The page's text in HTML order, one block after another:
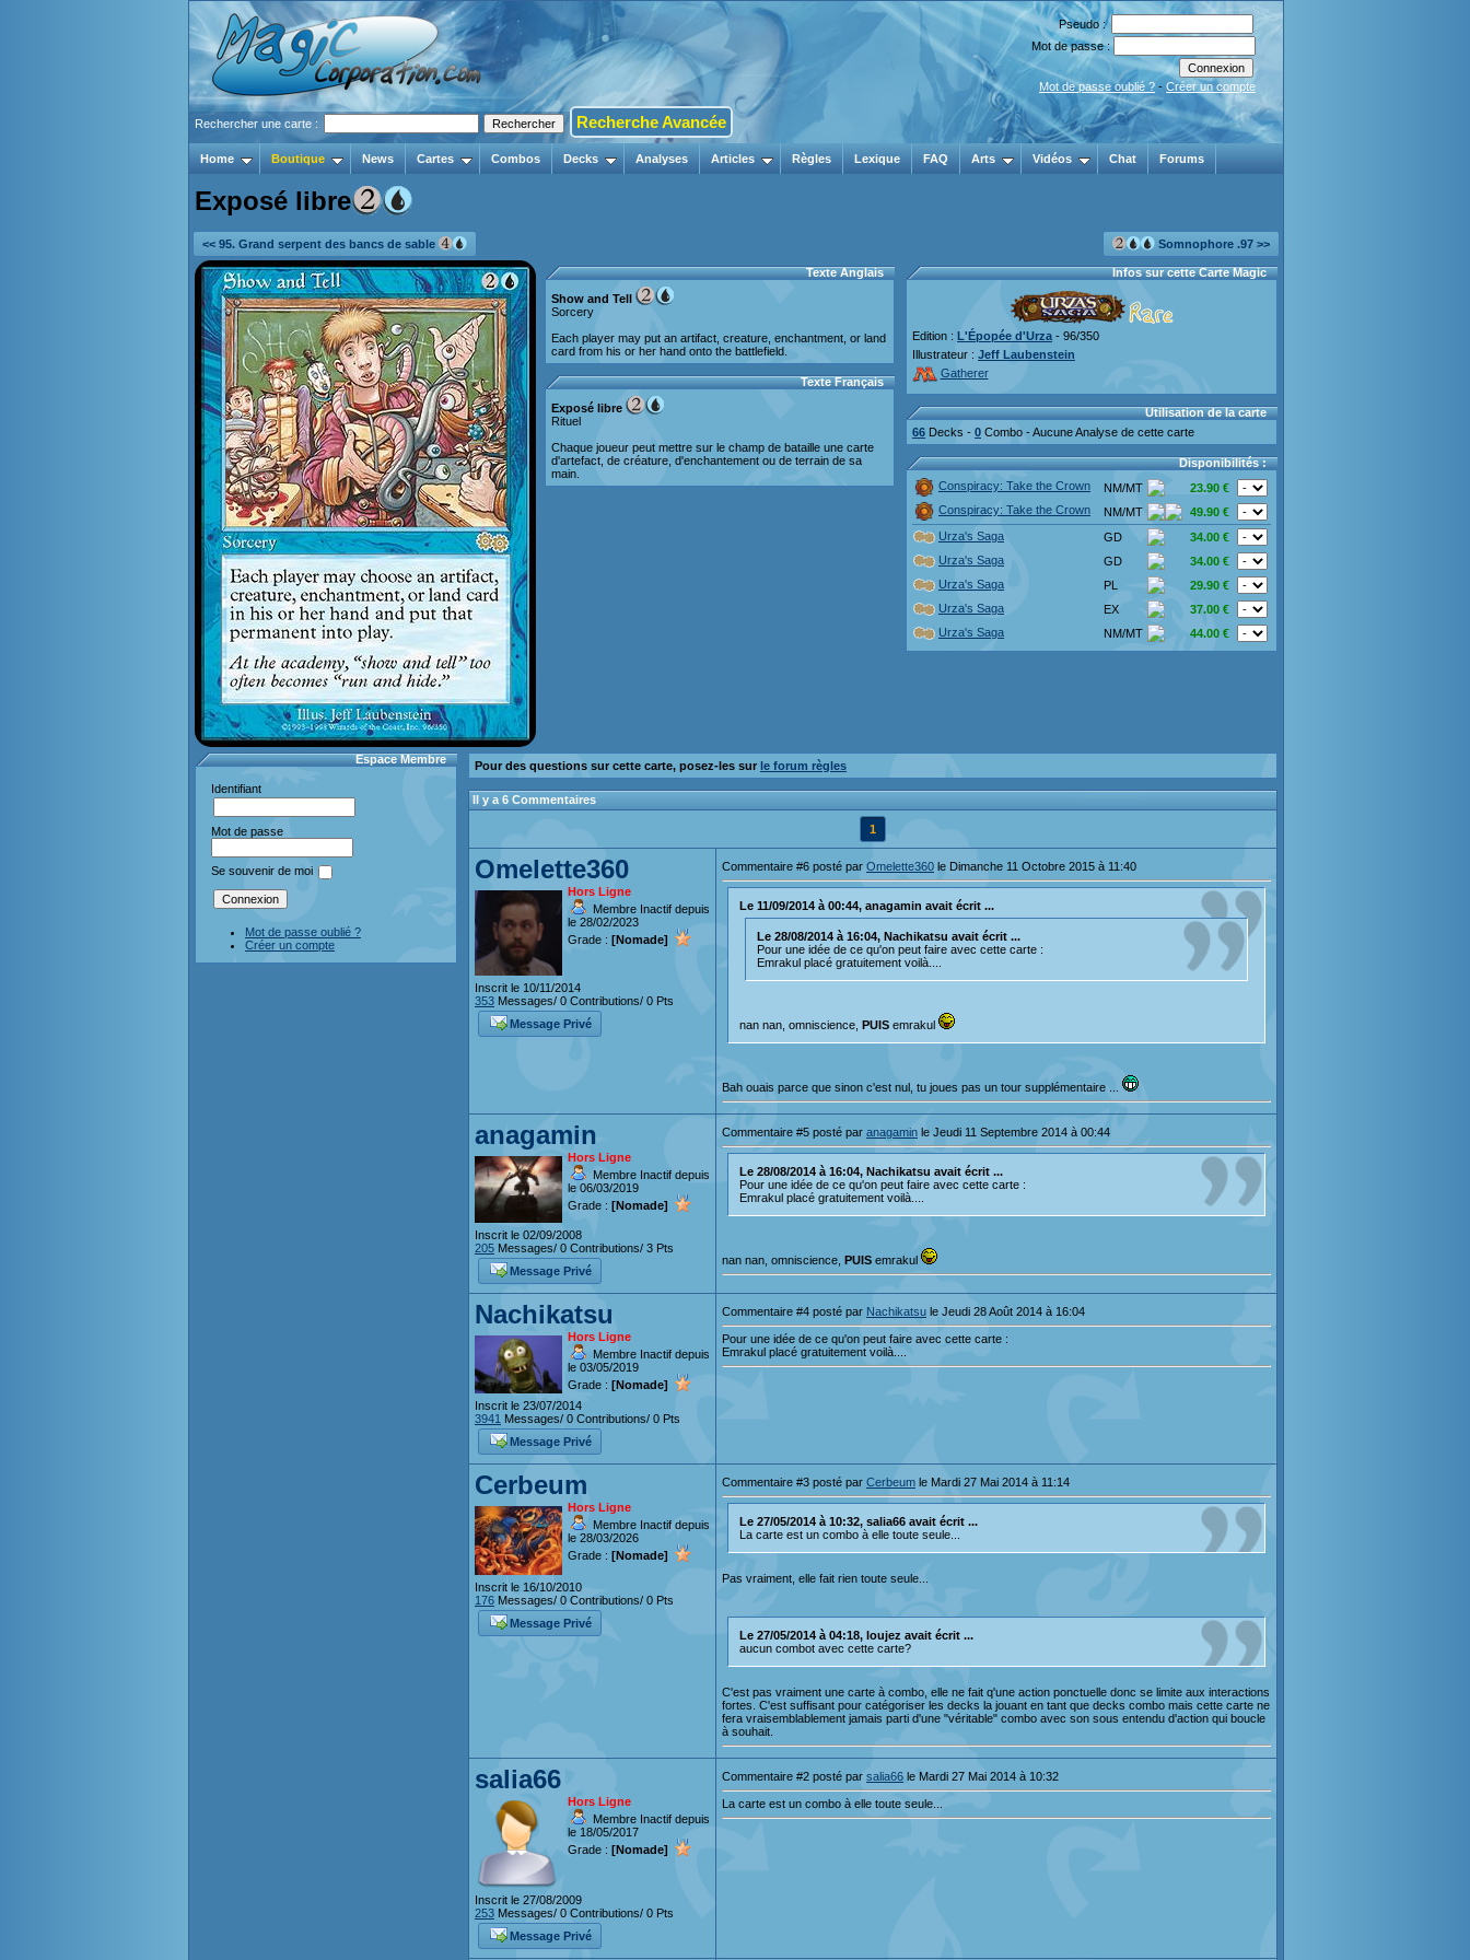
Pseudo :
Mot de passe :
Mot de passe oublié ? - Créer un compte
Rechercher une carte : Recherche Avancée
Home Boutique News Cartes Combos Decks Analyses Articles Règles Lexique FAQ Arts Vidéos Chat Forums
Exposé libre
<< 95. Grand serpent des bancs de sable Somnophore .97 >>
Texte Anglais
Show and Tell
Sorcery
Each player may put an artifact, creature, enchantment, or land
card from his or her hand onto the battlefield.
Texte Français
Exposé libre
Rituel
Chaque joueur peut mettre sur le champ de bataille une carte
d'artefact, de créature, d'enchantement ou de terrain de sa
main.
Infos sur cette Carte Magic
Edition : L'Épopée d'Urza - 96/350
Illustrateur : Jeff Laubenstein
Gatherer
Utilisation de la carte
66 Decks - 0 Combo - Aucune Analyse de cette carte
Disponibilités :
Conspiracy: Take the Crown
NM/MT
23.90 €
Conspiracy: Take the Crown
NM/MT
49.90 €
Urza's Saga
GD
34.00 €
Urza's Saga
GD
34.00 €
Urza's Saga
PL
29.90 €
Urza's Saga
EX
37.00 €
Urza's Saga
NM/MT 44.00 €
Espace Membre
Identifiant
Mot de passe
Se souvenir de moi
Mot de passe oublié ?
Créer un compte
Pour des questions sur cette carte, posez-les sur le forum règles
Il y a 6 Commentaires
1
Omelette360
Hors Ligne
Membre Inactif depuis
le 28/02/2023
Grade : [Nomade]
Inscrit le 10/11/2014
353 Messages/ 0 Contributions/ 0 Pts
Message Privé
Commentaire #6 posté par Omelette360 le Dimanche 11 Octobre 2015 à 11:40
Le 11/09/2014 à 00:44, anagamin avait écrit ...
Le 28/08/2014 à 16:04, Nachikatsu avait écrit ...
Pour une idée de ce qu'on peut faire avec cette carte :
Emrakul placé gratuitement voilà....
nan nan, omniscience, PUIS emrakul
Bah ouais parce que sinon c'est nul, tu joues pas un tour supplémentaire ...
anagamin
Hors Ligne
Membre Inactif depuis
le 06/03/2019
Grade : [Nomade]
Inscrit le 02/09/2008
205 Messages/ 0 Contributions/ 3 Pts
Message Privé
Commentaire #5 posté par anagamin le Jeudi 11 Septembre 2014 à 00:44
Le 28/08/2014 à 16:04, Nachikatsu avait écrit ...
Pour une idée de ce qu'on peut faire avec cette carte :
Emrakul placé gratuitement voilà....
nan nan, omniscience, PUIS emrakul
Nachikatsu
Hors Ligne
Membre Inactif depuis
le 03/05/2019
Grade : [Nomade]
Inscrit le 23/07/2014
3941 Messages/ 0 Contributions/ 0 Pts
Message Privé
Commentaire #4 posté par Nachikatsu le Jeudi 28 Août 2014 à 16:04
Pour une idée de ce qu'on peut faire avec cette carte :
Emrakul placé gratuitement voilà....
Cerbeum
Hors Ligne
Membre Inactif depuis
le 28/03/2026
Grade : [Nomade]
Inscrit le 16/10/2010
176 Messages/ 0 Contributions/ 0 Pts
Message Privé
Commentaire #3 posté par Cerbeum le Mardi 27 Mai 2014 à 11:14
Le 27/05/2014 à 10:32, salia66 avait écrit ...
La carte est un combo à elle toute seule...
Pas vraiment, elle fait rien toute seule...
Le 27/05/2014 à 04:18, loujez avait écrit ...
aucun combot avec cette carte?
C'est pas vraiment une carte à combo, elle ne fait q'une action ponctuelle donc se limite aux interactions
fortes. C'est suffisant pour catégoriser les decks la jouant en tant que decks combo mais cette carte ne
fera vraisemblablement jamais parti d'une "véritable" combo avec son sous entendu d'action qui boucle
à souhait.
salia66
Hors Ligne
Membre Inactif depuis
le 18/05/2017
Grade : [Nomade]
Inscrit le 27/08/2009
253 Messages/ 0 Contributions/ 0 Pts
Message Privé
Commentaire #2 posté par salia66 le Mardi 27 Mai 2014 à 10:32
La carte est un combo à elle toute seule...